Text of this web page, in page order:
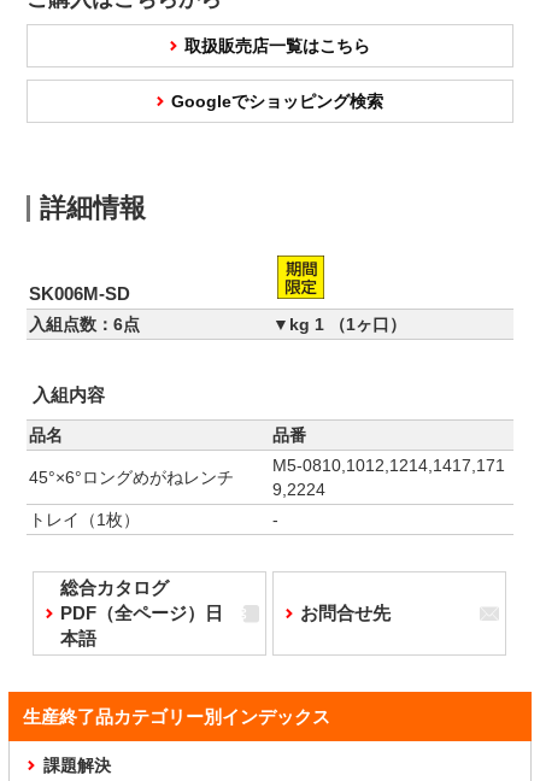
取扱販売店一覧はこちら
Googleでショッピング検索
詳細情報
SK006M-SD
入組点数：6点 ▼kg 1 （1ヶ口）
入組内容
品名 品番
45°×6°ロングめがねレンチ
M5-0810,1012,1214,1417,171
9,2224
トレイ（1枚）
-
総合カタログ
PDF（全ページ）日
本語
お問合せ先
生産終了品カテゴリー別インデックス
課題解決